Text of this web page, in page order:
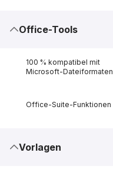
Office-Tools
100 % kompatibel mit
Microsoft-Dateiformaten
Office-Suite-Funktionen
Vorlagen